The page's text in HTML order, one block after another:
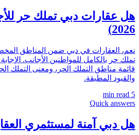
هل عقارات دبي تملك حر
2026)
نعم، العقارات في دبي ضمن المناطق
قائمة مناطق التملك الحر، ومعنى التملك
والقيود المطبقة.
5
Quick answers
هل دبي آمنة لمستثمري العقار؟